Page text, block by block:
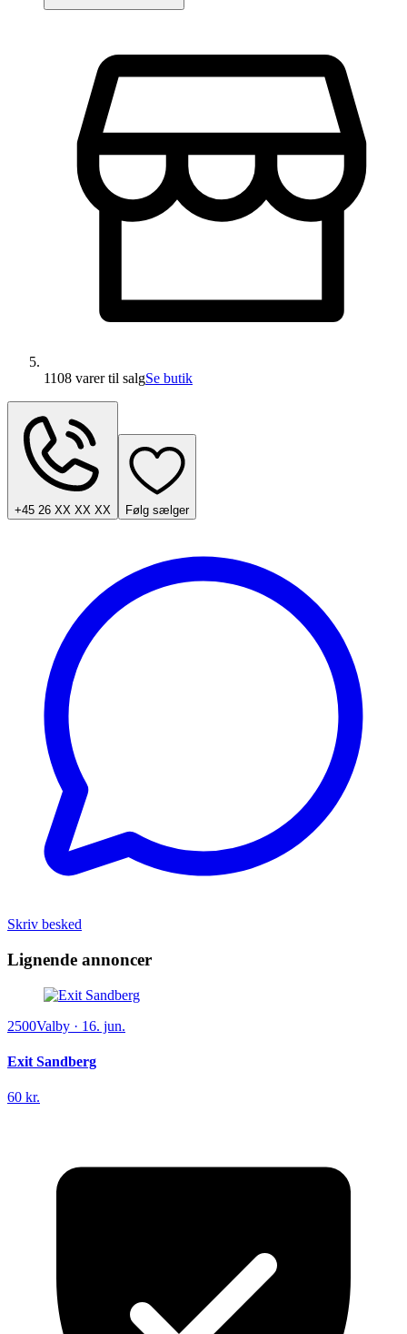
1108 varertil salgSe butik
+45 26 XX XX XX Følg sælger
Skriv besked
Lignende annoncer
2500Valby · 16. jun.
Exit Sandberg
60 kr.